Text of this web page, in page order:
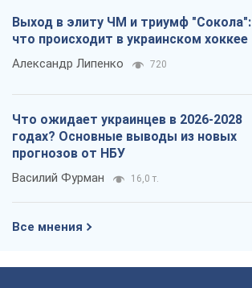
Выход в элиту ЧМ и триумф "Сокола":
что происходит в украинском хоккее
Александр Липенко 720
Что ожидает украинцев в 2026-2028
годах? Основные выводы из новых
прогнозов от НБУ
Василий Фурман 16,0 т.
Все мнения